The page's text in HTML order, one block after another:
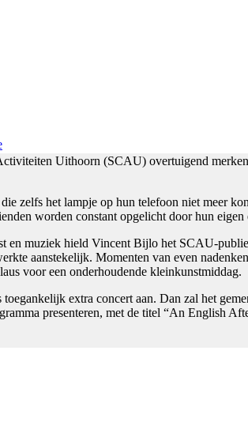
Uithoorn (SCAU) overtuigend
zelfs het lampje op hun telefoon niet meer
worden constant opgelicht door hun eigen
en muziek hield Vincent Bijlo het SCAU-
aanstekelijk. Momenten van even
voor een onderhoudende kleinkunstmiddag.
extra concert aan. Dan zal het
presenteren, met de titel “An English